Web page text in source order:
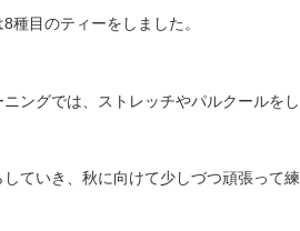
8種目のティーをしました。
ニングでは、ストレッチやパルクールを
ていき、秋に向けて少しづつ頑張って